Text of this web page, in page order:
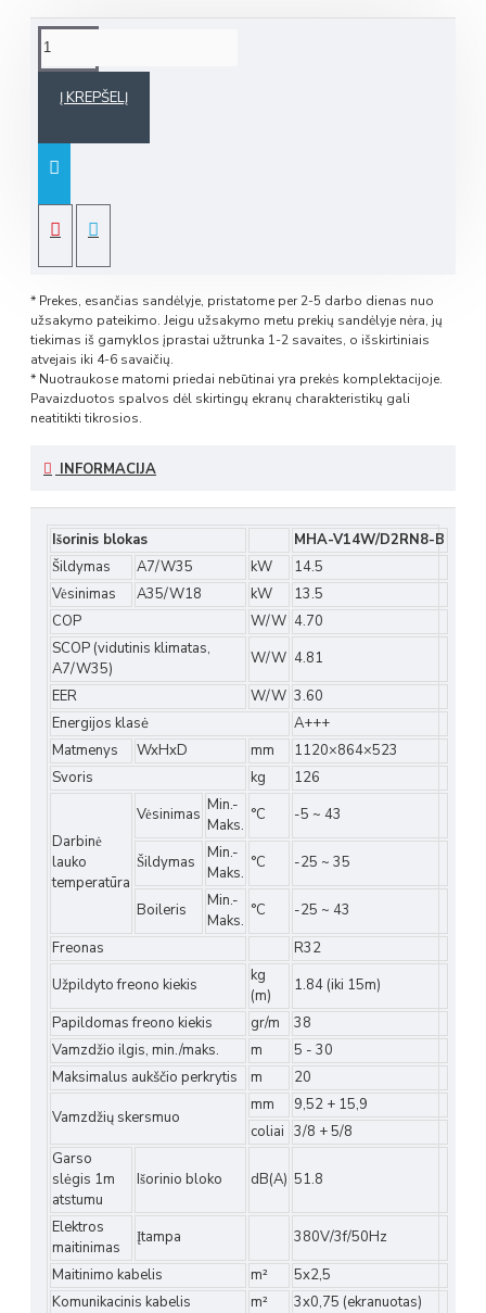
Į KREPŠELĮ
* Prekes, esančias sandėlyje, pristatome per 2-5 darbo dienas nuo
užsakymo pateikimo. Jeigu užsakymo metu prekių sandėlyje nėra, jų
tiekimas iš gamyklos įprastai užtrunka 1-2 savaites, o išskirtiniais
atvejais iki 4-6 savaičių.
* Nuotraukose matomi priedai nebūtinai yra prekės komplektacijoje.
Pavaizduotos spalvos dėl skirtingų ekranų charakteristikų gali
neatitikti tikrosios.
INFORMACIJA
Išorinis blokas
MHA-V14W/D2RN8-B
Šildymas
A7/W35 kW
14.5
Vėsinimas
A35/W18 kW
13.5
COP
W/W 4.70
SCOP (vidutinis klimatas,
A7/W35)
W/W 4.81
EER
W/W 3.60
Energijos klasė
A+++
Matmenys
WxHxD mm
1120×864×523
Svoris
kg 126
Darbinė
lauko
temperatūra
Vėsinimas Min.-
Maks.
°C -5 ~ 43
Šildymas
Min.-
Maks.
°C -25 ~ 35
Boileris
Min.-
Maks.
°C
-25 ~ 43
Freonas
R32
Užpildyto freono kiekis
kg
(m)
1.84 (iki 15m)
Papildomas freono kiekis
gr/m
38
Vamzdžio ilgis, min./maks.
m
5 - 30
Maksimalus aukščio perkrytis
m 20
Vamzdžių skersmuo
mm
9,52 + 15,9
coliai 3/8 + 5/8
Garso
slėgis 1m
atstumu
Išorinio bloko dB(A) 51.8
Elektros
maitinimas
Įtampa
380V/3f/50Hz
Maitinimo kabelis
m²
5x2,5
Komunikacinis kabelis
m² 3x0,75 (ekranuotas)